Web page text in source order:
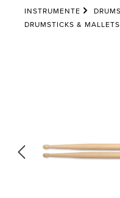
INSTRUMENTE
DRUMSTICKS & MALLETS